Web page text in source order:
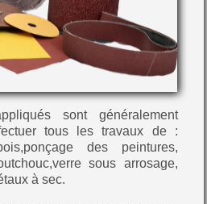
sont généralement
tous les travaux de :
des peintures,
sous arrosage,
à sec.